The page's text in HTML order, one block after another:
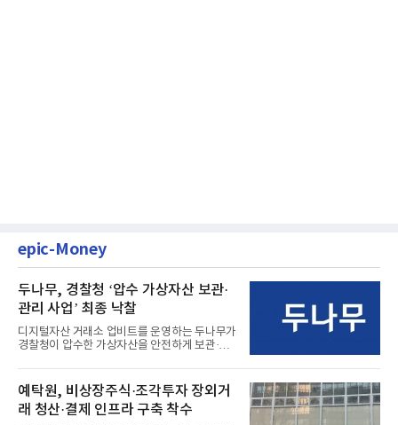
epic-Money
두나무, 경찰청 ‘압수 가상자산 보관·
관리 사업’ 최종 낙찰
디지털자산 거래소 업비트를 운영하는 두나무가
경찰청이 압수한 가상자산을 안전하게 보관·관
예탁원, 비상장주식·조각투자 장외거
래 청산·결제 인프라 구축 착수